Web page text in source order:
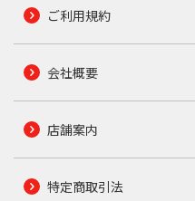
ご利用規約
会社概要
店舗案内
特定商取引法